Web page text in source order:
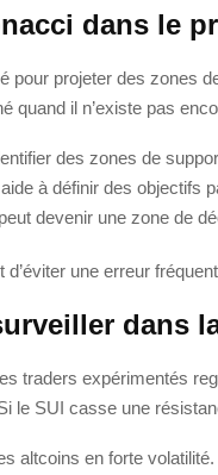
dans le
pour projeter des zones
quand il n’existe pas
des zones de
à définir des objectifs
devenir une zone de
une erreur
dans
traders expérimentés
le SUI casse une
altcoins en forte